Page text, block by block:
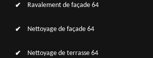
Ravalement de façade 64
Nettoyage de façade 64
Nettoyage de terrasse 64